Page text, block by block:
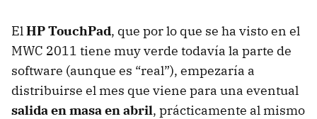
ElHP TouchPad, que por lo que se ha visto en el
MWC 2011 tiene muy verde todavía la parte de
software (aunque es “real”), empezaría a
distribuirse el mes que viene para una eventual
salida en masa en abril, prácticamente al mismo